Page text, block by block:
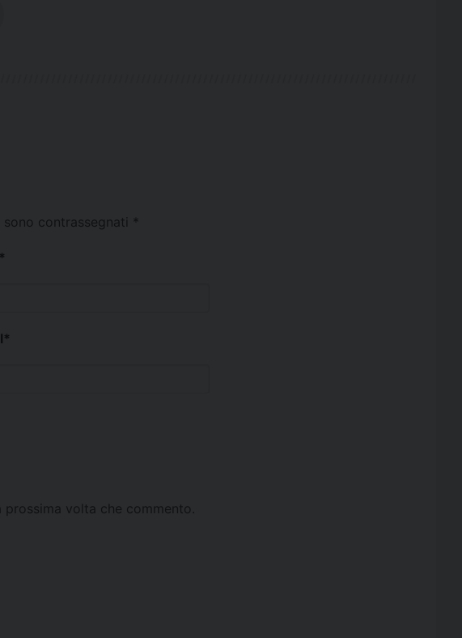
contrassegnati *
*
*
volta che commento.